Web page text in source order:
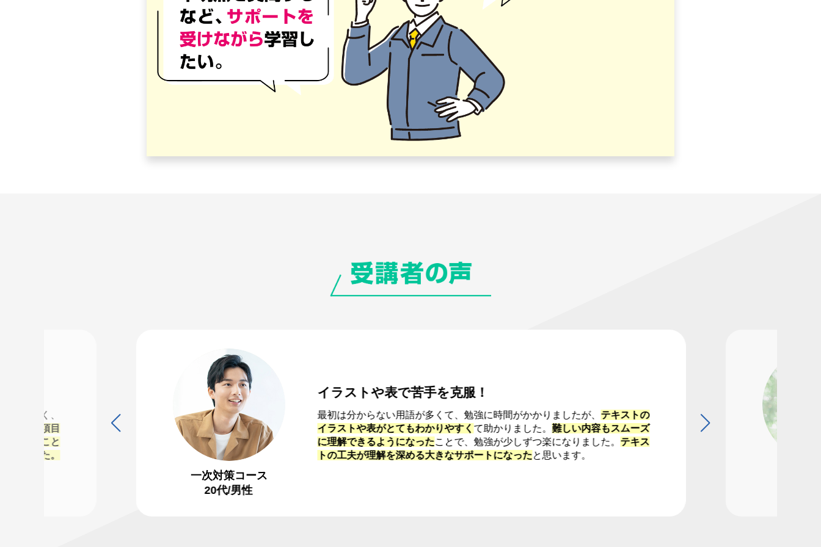
量が多く、
頻出の項目
わせること
きました。
一次対策コース
20代/男性
イラストや表で苦手を克服！
最初は分からない用語が多くて、勉強に時間がかかりましたが、 テキストの
イラストや表がとてもわかりやすく て助かりました。難しい内容もスムーズ
に理解できるようになったことで、勉強が少しずつ楽になりました。 テキス
トの工夫が理解を深める大きなサポートになったと思います。
前のスライド 次のスライド